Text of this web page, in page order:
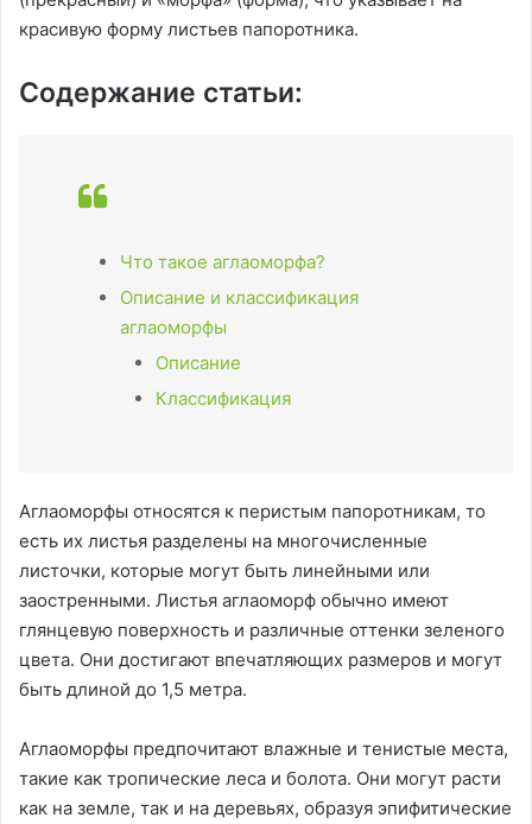
красивую форму листьев папоротника.
Содержание статьи:
Что такое аглаоморфа?
Описание и классификация
аглаоморфы
Описание
Классификация
Аглаоморфы относятся к перистым папоротникам, то
есть их листья разделены на многочисленные
листочки, которые могут быть линейными или
заостренными. Листья аглаоморф обычно имеют
глянцевую поверхность и различные оттенки зеленого
цвета. Они достигают впечатляющих размеров и могут
быть длиной до 1,5 метра.
Аглаоморфы предпочитают влажные и тенистые места,
такие как тропические леса и болота. Они могут расти
как на земле, так и на деревьях, образуя эпифитические